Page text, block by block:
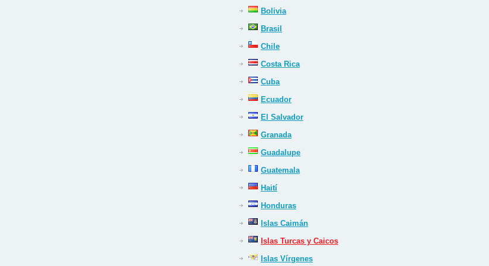
Bolivia
Brasil
Chile
Costa Rica
Cuba
Ecuador
El Salvador
Granada
Guadalupe
Guatemala
Haití
Honduras
Islas Caimán
Islas Turcas y Caicos
Islas Vírgenes